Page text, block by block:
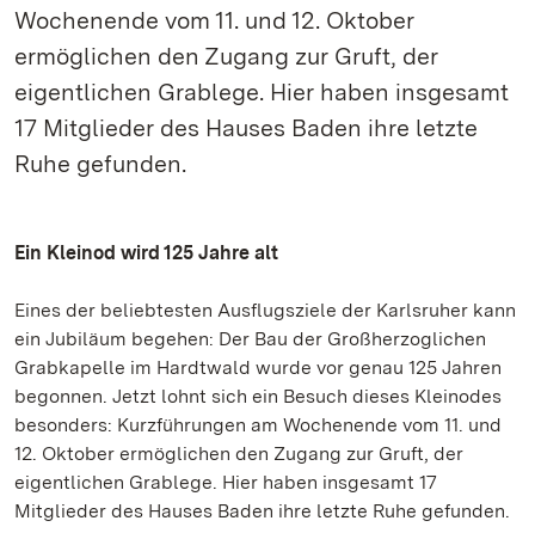
Wochenende vom 11. und 12. Oktober
ermöglichen den Zugang zur Gruft, der
eigentlichen Grablege. Hier haben insgesamt
17 Mitglieder des Hauses Baden ihre letzte
Ruhe gefunden.
Ein Kleinod wird 125 Jahre alt
Eines der beliebtesten Ausflugsziele der Karlsruher kann
ein Jubiläum begehen: Der Bau der Großherzoglichen
Grabkapelle im Hardtwald wurde vor genau 125 Jahren
begonnen. Jetzt lohnt sich ein Besuch dieses Kleinodes
besonders: Kurzführungen am Wochenende vom 11. und
12. Oktober ermöglichen den Zugang zur Gruft, der
eigentlichen Grablege. Hier haben insgesamt 17
Mitglieder des Hauses Baden ihre letzte Ruhe gefunden.